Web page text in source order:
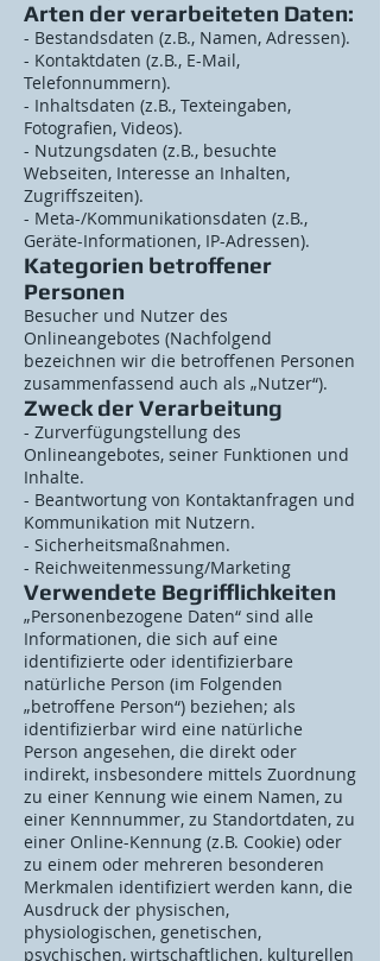
Arten der verarbeiteten Daten:
- Bestandsdaten (z.B., Namen, Adressen).
- Kontaktdaten (z.B., E-Mail,
Telefonnummern).
- Inhaltsdaten (z.B., Texteingaben,
Fotografien, Videos).
- Nutzungsdaten (z.B., besuchte
Webseiten, Interesse an Inhalten,
Zugriffszeiten).
- Meta-/Kommunikationsdaten (z.B.,
Geräte-Informationen, IP-Adressen).
Kategorien betroffener
Personen
Besucher und Nutzer des
Onlineangebotes (Nachfolgend
bezeichnen wir die betroffenen Personen
zusammenfassend auch als „Nutzer“).
Zweck der Verarbeitung
- Zurverfügungstellung des
Onlineangebotes, seiner Funktionen und
Inhalte.
- Beantwortung von Kontaktanfragen und
Kommunikation mit Nutzern.
- Sicherheitsmaßnahmen.
- Reichweitenmessung/Marketing
Verwendete Begrifflichkeiten
„Personenbezogene Daten“ sind alle
Informationen, die sich auf eine
identifizierte oder identifizierbare
natürliche Person (im Folgenden
„betroffene Person“) beziehen; als
identifizierbar wird eine natürliche
Person angesehen, die direkt oder
indirekt, insbesondere mittels Zuordnung
zu einer Kennung wie einem Namen, zu
einer Kennnummer, zu Standortdaten, zu
einer Online-Kennung (z.B. Cookie) oder
zu einem oder mehreren besonderen
Merkmalen identifiziert werden kann, die
Ausdruck der physischen,
physiologischen, genetischen,
psychischen, wirtschaftlichen, kulturellen